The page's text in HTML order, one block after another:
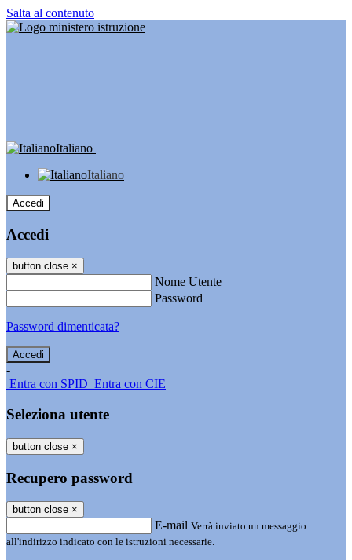
Salta al contenuto
Italiano
Italiano
Accedi
Accedi
button close ×
Nome Utente
Password
Password dimenticata?
-
Entra con SPID Entra con CIE
Seleziona utente
button close ×
Recupero password
button close ×
E-mail Verrà inviato un messaggio
all'indirizzo indicato con le istruzioni necessarie.